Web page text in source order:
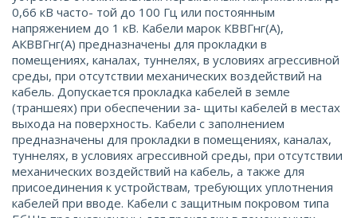
0,66 кВ часто- той до 100 Гц или постоянным
напряжением до 1 кВ. Кабели марок КВВГнг(А),
АКВВГнг(А) предназначены для прокладки в
помещениях, каналах, туннелях, в условиях агрессивной
среды, при отсутствии механических воздействий на
кабель. Допускается прокладка кабелей в земле
(траншеях) при обеспечении за- щиты кабелей в местах
выхода на поверхность. Кабели с заполнением
предназначены для прокладки в помещениях, каналах,
туннелях, в условиях агрессивной среды, при отсутствии
механических воздействий на кабель, а также для
присоединения к устройствам, требующих уплотнения
кабелей при вводе. Кабели с защитным покровом типа